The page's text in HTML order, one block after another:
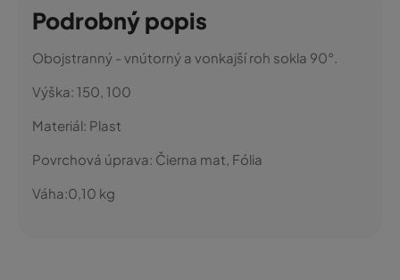
Podrobný popis
Obojstranný - vnútorný a vonkajší roh sokla 90°.
Výška: 150, 100
Materiál: Plast
Povrchová úprava: Čierna mat, Fólia
Váha:0,10 kg